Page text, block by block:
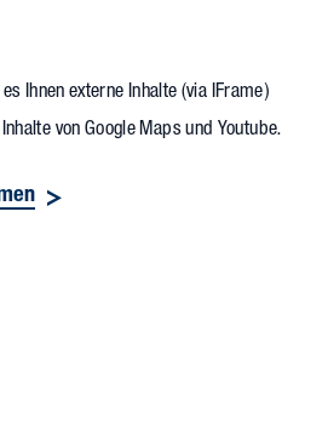
Ihnen externe Inhalte (via IFrame)
von Google Maps und Youtube.